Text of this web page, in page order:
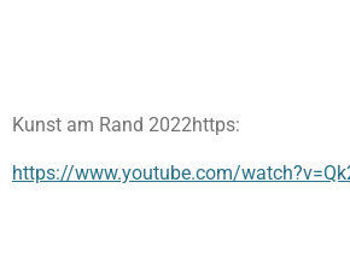
Kunst am Rand 2022https:
https://www.youtube.com/